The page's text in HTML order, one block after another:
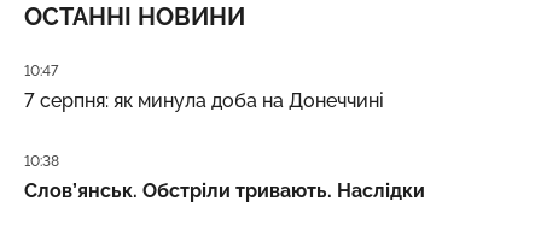
ОСТАННІ НОВИНИ
Дата публікації
10:47
7 серпня: як минула доба на Донеччині
Дата публікації
10:38
Слов’янськ. Обстріли тривають. Наслідки